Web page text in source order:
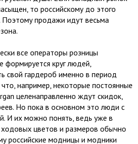
то российскому до этого
Поэтому продажи идут весьма
все операторы розницы
формируется круг людей,
свой гардероб именно в период
например, некоторые постоянные
целенаправленно ждут скидок,
Но пока в основном это люди с
И их можно понять, ведь уже в
цветов и размеров обычно
российские модницы и модники